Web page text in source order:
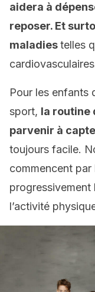
aidera à
reposer. Et
maladiestelles
Pour les enfants
sport, la routine
parvenir à
toujours facile.
commencent par
progressivement
l’activité